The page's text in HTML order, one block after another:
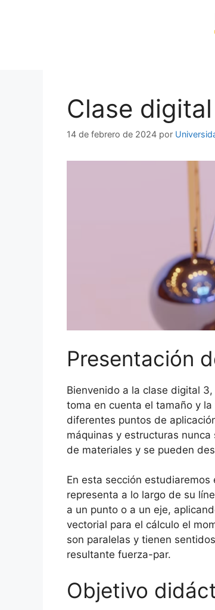
Clase
14 de febrero de 2024 por
Presentación
Bienvenido a la clase digital
toma en cuenta el tamaño y
diferentes puntos de
máquinas y estructuras
de materiales y se pueden
En esta sección
representa a lo largo de su
a un punto o a un eje,
vectorial para el cálculo el
son paralelas y tienen
resultante fuerza-par.
Objetivo